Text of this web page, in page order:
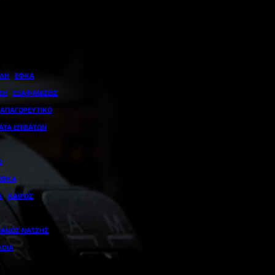
ΕΦΚΑ
ΕΞΑΦΑΝΊΣΕΙΣ
ΑΠΑΓΟΡΕΥΤΙΚΌ
ΕΠΙΒΑΤΏΝ
ΚΑΙΡΌΣ
ΝΆΤΣΗΣ